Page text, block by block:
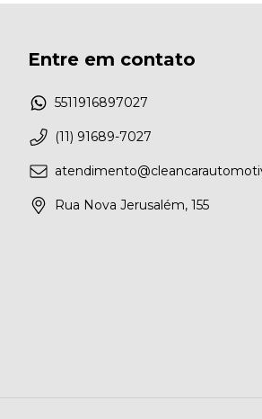
Entre em contato
5511916897027
(11) 91689-7027
Rua Nova Jerusalém, 155